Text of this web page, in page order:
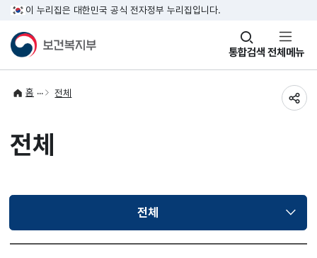
이 누리집은 대한민국 공식 전자정부 누리집입니다.
통합검색
창
열기 전체메뉴
홈 전체
전체
전체선택됨